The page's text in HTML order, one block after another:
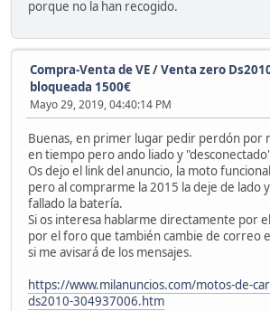
porque no la han recogido.
Compra-Venta de VE/Venta zero
bloqueada 1500€
Mayo 29, 2019, 04:40:14 PM
Buenas, en primer lugar pedir perdón por
en tiempo pero ando liado y
Os dejo el link del anuncio, la moto
pero al comprarme la 2015 la deje de lado
fallado la batería.
Si os interesa hablarme directamente por
por el foro que también cambie de correo
si me avisará de los mensajes.
https://www.milanuncios.com/motos-de-
ds2010-304937006.htm